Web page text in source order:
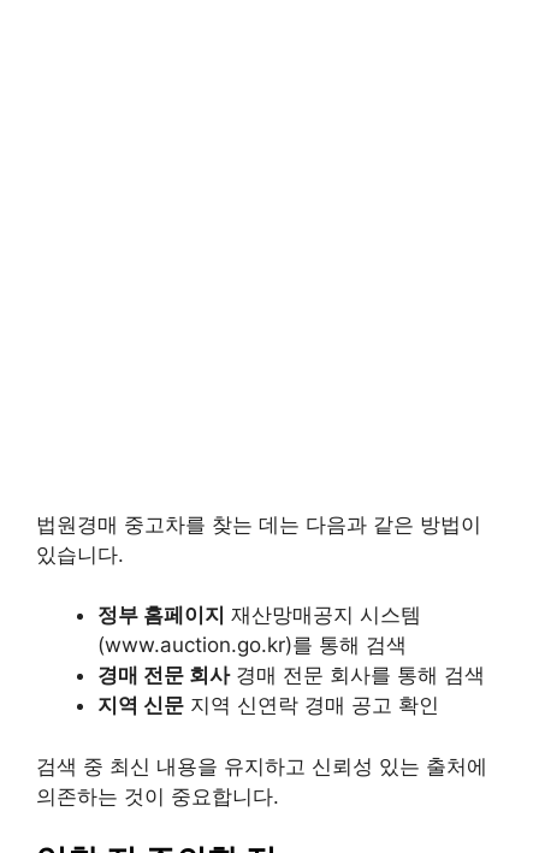
법원경매 중고차를 찾는 데는 다음과 같은 방법이
있습니다.
정부 홈페이지 재산망매공지 시스템
(www.auction.go.kr)를 통해 검색
경매 전문 회사경매 전문 회사를 통해 검색
지역 신문 지역 신연락 경매 공고 확인
검색 중 최신 내용을 유지하고 신뢰성 있는 출처에
의존하는 것이 중요합니다.